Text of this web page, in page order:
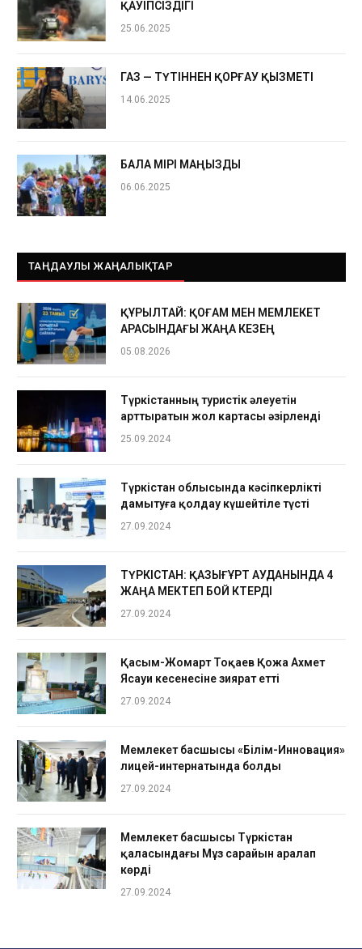
ҚАУІПСІЗДІГІ
25.06.2025
ГАЗ — ТҮТІННЕН ҚОРҒАУ ҚЫЗМЕТІ
14.06.2025
БАЛА ӨМІРІ МАҢЫЗДЫ
06.06.2025
ТАҢДАУЛЫ ЖАҢАЛЫҚТАР
ҚҰРЫЛТАЙ: ҚОҒАМ МЕН МЕМЛЕКЕТ
АРАСЫНДАҒЫ ЖАҢА КЕЗЕҢ
05.08.2026
Түркістанның туристік әлеуетін
арттыратын жол картасы әзірленді
25.09.2024
Түркістан облысында кәсіпкерлікті
дамытуға қолдау күшейтіле түсті
27.09.2024
ТҮРКІСТАН: ҚАЗЫҒҰРТ АУДАНЫНДА 4
ЖАҢА МЕКТЕП БОЙ КӨТЕРДІ
27.09.2024
Қасым-Жомарт Тоқаев Қожа Ахмет
Ясауи кесенесіне зиярат етті
27.09.2024
Мемлекет басшысы «Білім-Инновация»
лицей-интернатында болды
27.09.2024
Мемлекет басшысы Түркістан
қаласындағы Мұз сарайын аралап
көрді
27.09.2024